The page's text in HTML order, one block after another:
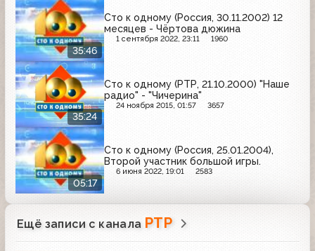
35:46
Сто к одному (Россия, 30.11.2002) 12
месяцев - Чёртова дюжина
1 сентября 2022, 23:11 1960
35:24
Сто к одному (РТР, 21.10.2000) "Наше
радио" - "Чичерина"
24 ноября 2015, 01:57 3657
05:17
Сто к одному (Россия, 25.01.2004),
Второй участник большой игры.
6 июня 2022, 19:01 2583
Ещё записи с канала РТР